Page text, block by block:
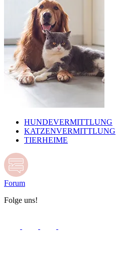
HUNDEVERMITTLUNG
KATZENVERMITTLUNG
TIERHEIME
Forum
Folge uns!